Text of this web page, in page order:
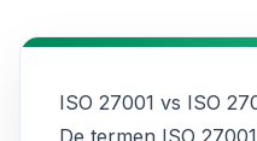
ISO 27001 vs ISO
De termen ISO